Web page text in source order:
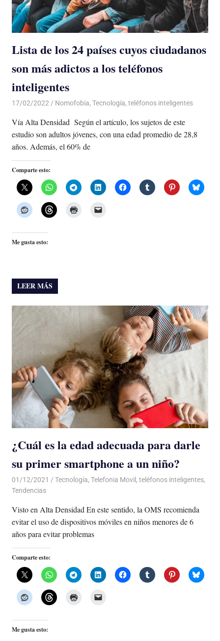
Lista de los 24 países cuyos ciudadanos
son más adictos a los teléfonos
inteligentes
17/02/2022 De todo un Poco
Nomofobia, Tecnología, teléfonos inteligentes
Vía Alta Densidad Según el artículo, los sujetos de este
estudio son adultos jóvenes, con una edad promedio de 28,8
años. Además, el 60% de
Comparte esto:
Me gusta esto:
LEER MÁS
¿Cuál es la edad adecuada para darle
su primer smartphone a un niño?
01/12/2021 De todo un Poco
Tecnología, Telefonia Movil , teléfonos inteligentes,
Tendencias
Visto en Alta Densidad En este sentido, la OMS recomienda
evitar el uso de dispositivos móviles en niños menores de 6
años para evitar problemas
Comparte esto:
Me gusta esto: